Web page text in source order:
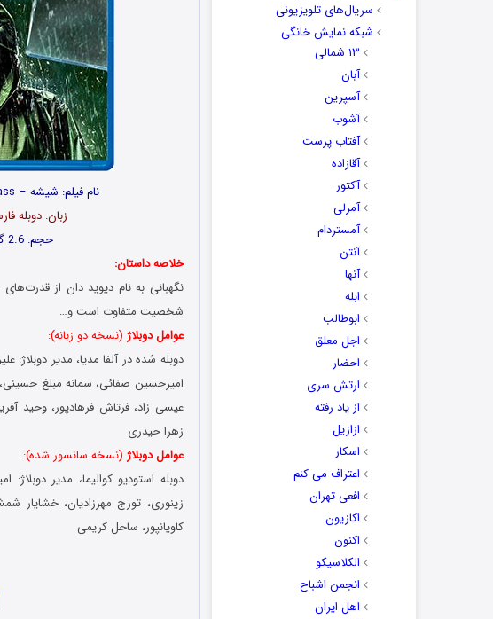
سریال‌های تلویزیونی
شبکه نمایش خانگی
۱۳ شمالی
آبان
آسپرین
آشوب
آفتاب پرست
آقازاده
آکتور
آمرلی
آمستردام
آنتن
آنها
ابله
ابوطالب
اجل معلق
احضار
ارتش سری
از یاد رفته
ازازیل
اسکار
اعتراف می کنم
افعی تهران
اکازیون
اکنون
الکلاسیکو
انجمن اشباح
اهل ایران
نام فیلم: شیشه – Glass | ژانر:
زبان: دوبله فارسی +
حجم: 2.6 گیگابایت + 1.3 گیگابایت + 512 مگابایت | امتیاز: 6.9 از 10
خلاصه داستان:
نگهبانی به نام دیوید دان از
شخصیت متفاوت است و…
عوامل دوبلاژ (نسخه دو زبانه):
دوبله شده در آلفا مدیا، مدیر
امیرحسین صفائی، سمانه مبلغ
عیسی زاد، فرتاش فرهادپور، وحید
زهرا حیدری
عوامل دوبلاژ (نسخه سانسور شده):
دوبله استودیو کوالیما، مدیر
زینوری، تورج مهرزادیان، خشایار
کاویانپور، ساحل کریمی